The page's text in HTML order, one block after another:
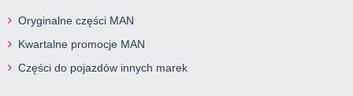
Oryginalne części MAN
Kwartalne promocje MAN
Części do pojazdów innych marek